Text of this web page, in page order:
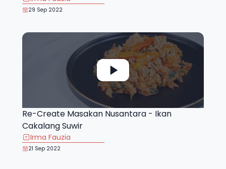
29 Sep 2022
Re-Create Masakan Nusantara - Ikan
Cakalang Suwir
Irma Fauzia
21 Sep 2022